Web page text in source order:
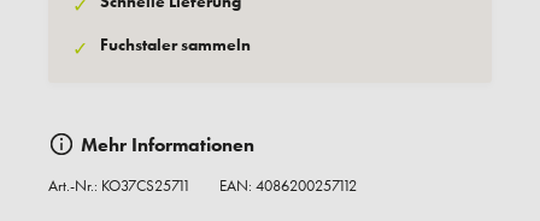
✓
✓ Fuchstaler sammeln
Mehr Informationen
Art.-Nr.: KO37CS25711 EAN: 4086200257112